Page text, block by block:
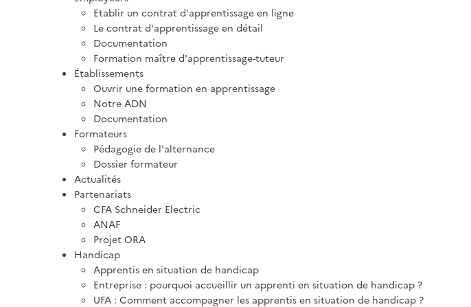
Etablir un contrat d'apprentissage en ligne
Le contrat d'apprentissage en détail
Documentation
Formation maître d'apprentissage-tuteur
Établissements
Ouvrir une formation en apprentissage
Notre ADN
Documentation
Formateurs
Pédagogie de l'alternance
Dossier formateur
Actualités
Partenariats
CFA Schneider Electric
ANAF
Projet ORA
Handicap
Apprentis en situation de handicap
Entreprise : pourquoi accueillir un apprenti en situation de handicap ?
UFA : Comment accompagner les apprentis en situation de handicap ?